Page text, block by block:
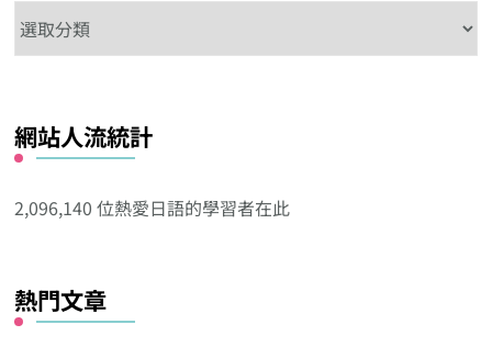
這
其
他
類
網站人流統計
2,096,140 位熱愛日語的學習者在此
熱門文章